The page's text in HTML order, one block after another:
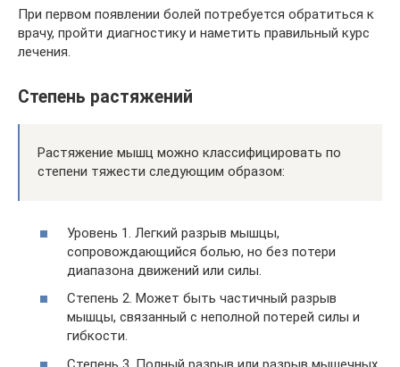
При первом появлении болей потребуется обратиться к
врачу, пройти диагностику и наметить правильный курс
лечения.
Степень растяжений
Растяжение мышц можно классифицировать по
степени тяжести следующим образом:
Уровень 1. Легкий разрыв мышцы,
сопровождающийся болью, но без потери
диапазона движений или силы.
Степень 2. Может быть частичный разрыв
мышцы, связанный с неполной потерей силы и
гибкости.